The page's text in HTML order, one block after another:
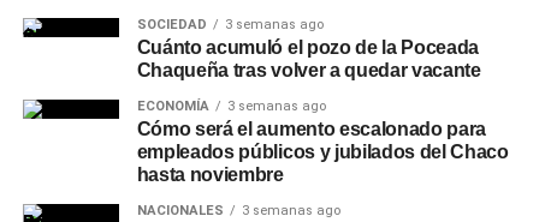
SOCIEDAD 3 semanas ago
Cuánto acumuló el pozo de la Poceada
Chaqueña tras volver a quedar vacante
ECONOMÍA 3 semanas ago
Cómo será el aumento escalonado para
empleados públicos y jubilados del Chaco
hasta noviembre
NACIONALES 3 semanas ago